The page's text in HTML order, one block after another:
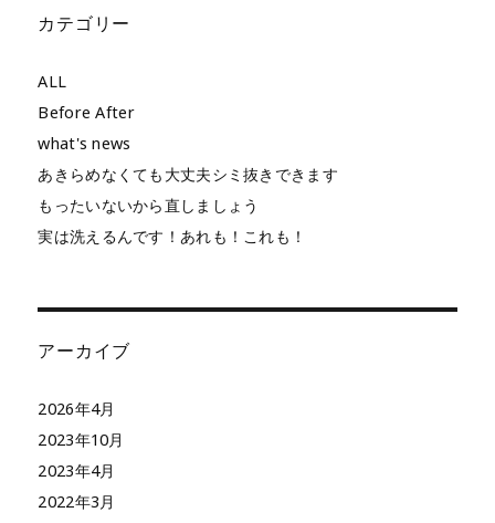
カテゴリー
ALL
Before After
what's news
あきらめなくても大丈夫シミ抜きできます
もったいないから直しましょう
実は洗えるんです！あれも！これも！
アーカイブ
2026年4月
2023年10月
2023年4月
2022年3月